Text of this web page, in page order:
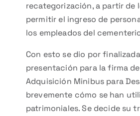
recategorización, a partir de
permitir el ingreso de
los empleados del
Con esto se dio por
presentación para la firma
Adquisición Minibus para
brevemente cómo se han
patrimoniales. Se decide su